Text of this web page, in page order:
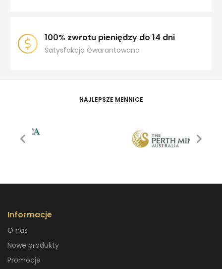
100% zwrotu pieniędzy do 14 dni
Satysfakcja Gwarantowana
NAJLEPSZE MENNICE
Informacje
O nas
Nowe produkty
Promocje